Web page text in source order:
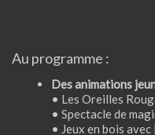
Au programme :
Des animations
• Les Oreilles
• Spectacle de
• Jeux en bois